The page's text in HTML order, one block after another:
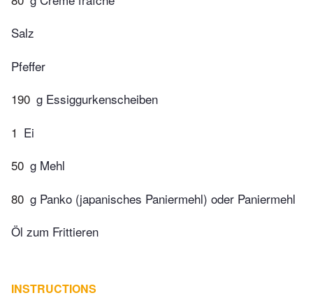
Salz
Pfeffer
190 g Essiggurkenscheiben
1 Ei
50 g Mehl
80 g Panko (japanisches Paniermehl) oder Paniermehl
Öl zum Frittieren
INSTRUCTIONS